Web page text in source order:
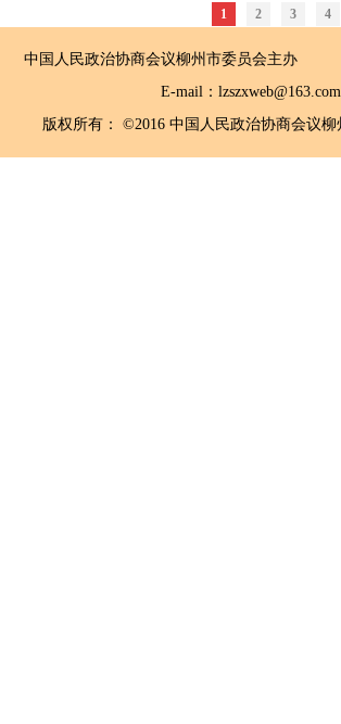
1 2 3 4
中国人民政治协商会议柳州市委员会
E-mail：
版权所有： ©2016 中国人民政治协